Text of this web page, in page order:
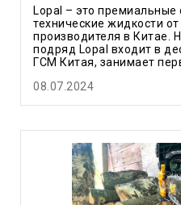
Lopal – это
технические жидкости
производителя в Китае.
подряд Lopal входит в
ГСМ Китая, занимает
08.07.2024